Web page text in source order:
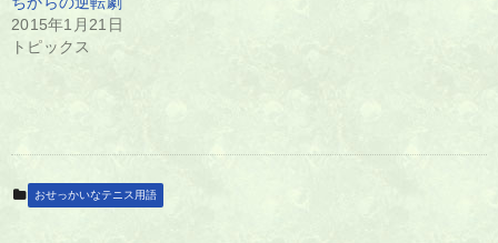
2015年1月21日
トピックス
おせっかいなテニス用語